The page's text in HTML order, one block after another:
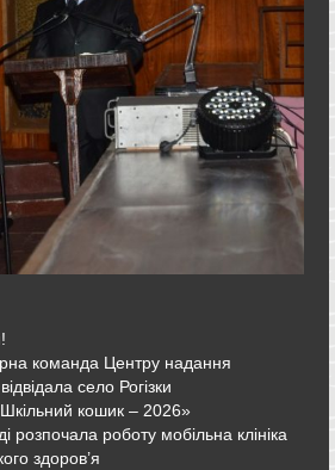
команда Центру надання
село Рогізки
кошик – 2026»
розпочала роботу мобільна клініка
здоров’я